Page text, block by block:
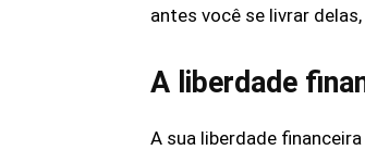
antes você se livrar delas,
A liberdade
A sua liberdade